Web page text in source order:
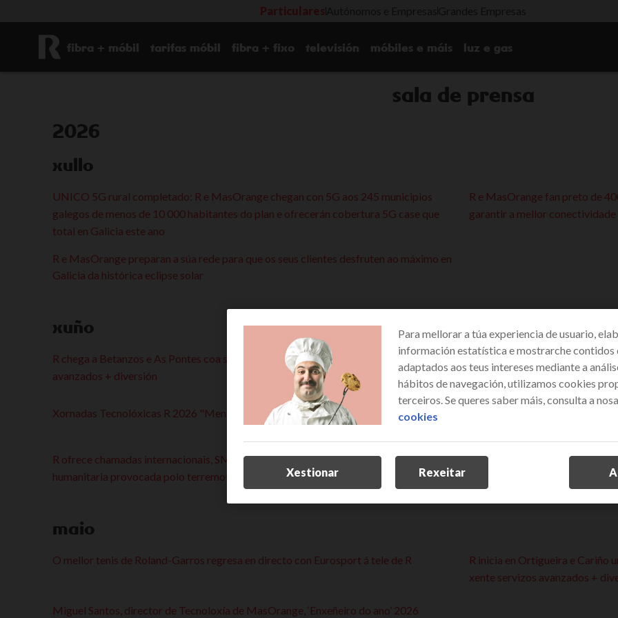
Particulares
fibra + móbil tarifas móbil fibra + fixo televisión móbiles e máis luz e gas
sala de prensa
2026
xullo
UNICO 5G rural completado: R e MasOrange chegan con 5G aos 245 municipios
galegos de menos de 10 000 habitantes do plan e ofrecerán cobertura 5G case que
total en Galicia este ano
R e MasOrange fan preto de
garantir a mellor conectividade
R e MasOrange preparan a súa rede para que os seus clientes desfruten ao máximo en
Galicia da histórica eclipse solar
xuño
R chega a Betanzos e As Pontes coa súa caravana para lle levar á xente servizos
avanzados + diversión
R chega coa súa caravana a
servizos avanzados + diversión
Xornadas Tecnolóxicas R 2026 "Mentes dixitais: Innovación"
R chega a Caldas, Ordes,
R ofrece chamadas internacionais, SMS e roaming gratis ante a emerxencia
humanitaria provocada polo terremoto en Venezuela
R remata a ruta coa súa
xente servizos avanzados e
maio
O mellor tenis de Roland-Garros regresa en directo con Eurosport á tele de R
R inicia en Ortigueira e Cariño
xente servizos avanzados +
Miguel Santos, director de Tecnoloxía de MasOrange, ‘Enxeñeiro do ano’ 2026
Para mellorar a túa experiencia de usuario,
información estatística e mostrarche contidos
adaptados aos teus intereses mediante a
hábitos de navegación, utilizamos cookies
terceiros. Se queres saber máis, consulta a nosa
cookies
Xestionar Rexeitar